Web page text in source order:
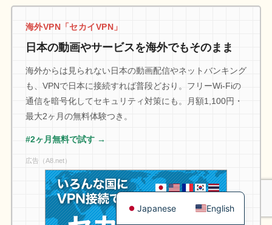
海外VPN「セカイVPN」
日本の動画やサービスを海外でもそのまま
海外からは見られない日本の動画配信やネットバンキング
も、VPNで日本に接続すれば普段どおり。フリーWi-Fiの
通信を暗号化してセキュリティ対策にも。月額1,100円・
最大2ヶ月の無料体験つき。
#2ヶ月無料で試す →
広告（A8.net）
Japanese English